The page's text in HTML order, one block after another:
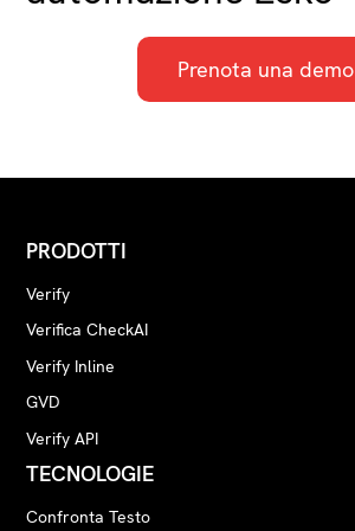
aiutare le squadre di prestampa a
rilevare gli errori prima del tempo di
stampa, e garantire la conformità
Prenota una demo
PRODOTTI
Verify
Verifica CheckAI
Verify Inline
GVD
Verify API
TECNOLOGIE
Confronta Testo